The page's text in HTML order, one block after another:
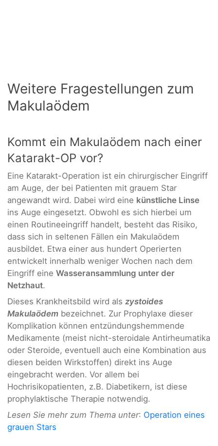
Weitere Fragestellungen zum
Makulaödem
Kommt ein Makulaödem nach einer
Katarakt-OP vor?
Eine Katarakt-Operation ist ein chirurgischer Eingriff
am Auge, der bei Patienten mit grauem Star
angewandt wird. Dabei wird eine künstliche Linse
ins Auge eingesetzt. Obwohl es sich hierbei um
einen Routineeingriff handelt, besteht das Risiko,
dass sich in seltenen Fällen ein Makulaödem
ausbildet. Etwa einer aus hundert Operierten
entwickelt innerhalb weniger Wochen nach dem
Eingriff eine Wasseransammlung unter der
Netzhaut.
Dieses Krankheitsbild wird als zystoides
Makulaödem bezeichnet. Zur Prophylaxe dieser
Komplikation können entzündungshemmende
Medikamente (meist nicht-steroidale Antirheumatika
oder Steroide, eventuell auch eine Kombination aus
diesen beiden Wirkstoffen) direkt ins Auge
eingebracht werden. Vor allem bei
Hochrisikopatienten, z.B. Diabetikern, ist diese
prophylaktische Therapie notwendig.
Lesen Sie mehr zum Thema unter: Operation eines
grauen Stars